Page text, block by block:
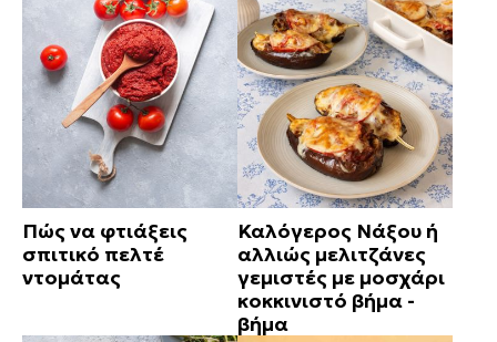
Πώς να φτιάξεις
σπιτικό πελτέ
ντομάτας
Καλόγερος Νάξου ή
αλλιώς μελιτζάνες
γεμιστές με μοσχάρι
κοκκινιστό βήμα -
βήμα